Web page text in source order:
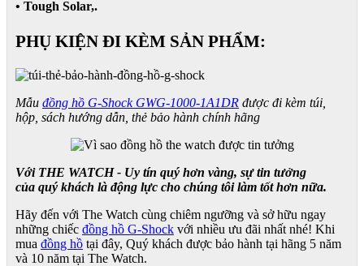
• Tough Solar,.
PHỤ KIỆN ĐI KÈM SẢN PHẨM:
Mẫu đồng hồ G-Shock GWG-1000-1A1DR được đi kèm túi,
hộp, sách hướng dẫn, thẻ bảo hành chính hãng
Với THE WATCH - Uy tín quý hơn vàng, sự tin tưởng
của quý khách là động lực cho chúng tôi làm tốt hơn nữa.
Hãy đến với The Watch cùng chiêm ngưỡng và sở hữu ngay
những chiếc đồng hồ G-Shock với nhiều ưu đãi nhất nhé! Khi
mua đồng hồ tại đây, Quý khách được bảo hành tại hãng 5 năm
và 10 năm tại The Watch.